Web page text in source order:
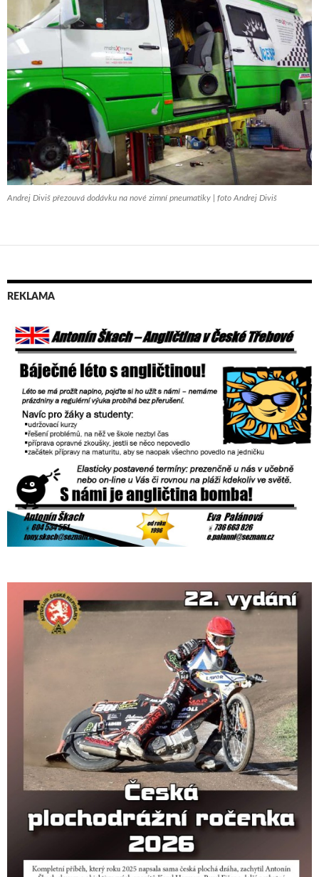
Andrej Diviš přezouvá dodávku na nové zimní pneumatiky | foto Andrej Diviš
REKLAMA